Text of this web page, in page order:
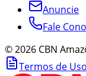
Anuncie
Fale
©2026 CBN
Termos de Uso